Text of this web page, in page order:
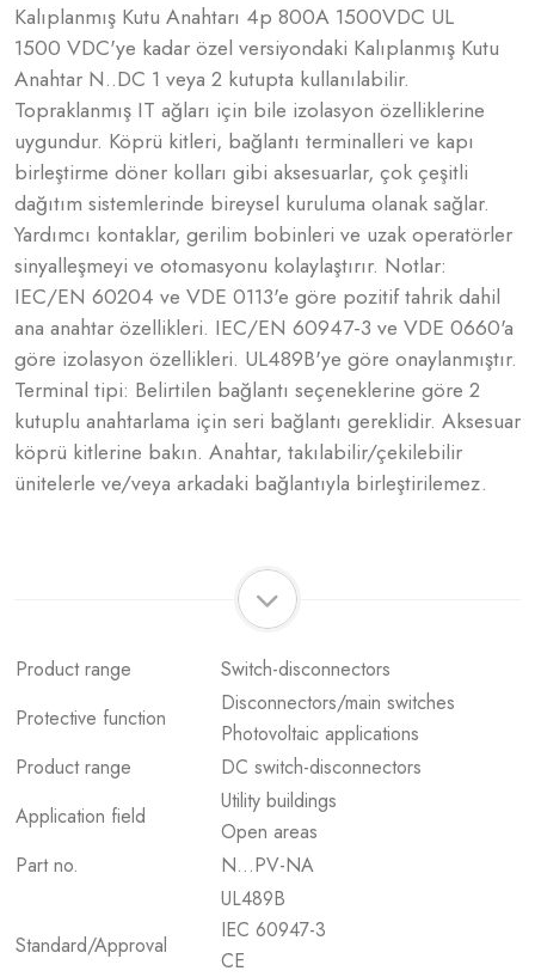
Kalıplanmış Kutu Anahtarı 4p 800A 1500VDC UL
1500 VDC'ye kadar özel versiyondaki Kalıplanmış Kutu
Anahtar N..DC 1 veya 2 kutupta kullanılabilir.
Topraklanmış IT ağları için bile izolasyon özelliklerine
uygundur. Köprü kitleri, bağlantı terminalleri ve kapı
birleştirme döner kolları gibi aksesuarlar, çok çeşitli
dağıtım sistemlerinde bireysel kuruluma olanak sağlar.
Yardımcı kontaklar, gerilim bobinleri ve uzak operatörler
sinyalleşmeyi ve otomasyonu kolaylaştırır. Notlar:
IEC/EN 60204 ve VDE 0113'e göre pozitif tahrik dahil
ana anahtar özellikleri. IEC/EN 60947-3 ve VDE 0660'a
göre izolasyon özellikleri. UL489B'ye göre onaylanmıştır.
Terminal tipi: Belirtilen bağlantı seçeneklerine göre 2
kutuplu anahtarlama için seri bağlantı gereklidir. Aksesuar
köprü kitlerine bakın. Anahtar, takılabilir/çekilebilir
ünitelerle ve/veya arkadaki bağlantıyla birleştirilemez.
Product range
Switch-disconnectors
Protective function
Disconnectors/main switches
Photovoltaic applications
Product range
DC switch-disconnectors
Application field
Utility buildings
Open areas
Part no.
N…PV-NA
Standard/Approval
UL489B
IEC 60947-3
CE